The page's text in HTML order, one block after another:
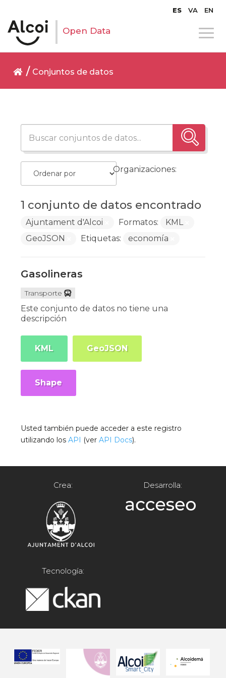
ES VA EN
Open Data
Conjuntos de datos
1 conjunto de datos encontrado
Organizaciones:
Ajuntament d'Alcoi Formatos:
KML
GeoJSON
Etiquetas: economía
Gasolineras
Transporte
Este conjunto de datos no tiene una
descripción
KML GeoJSON
Shape
Usted también puede acceder a este registro
utilizando losAPI (verAPI Docs).
Crea: Desarrolla:
Tecnología: